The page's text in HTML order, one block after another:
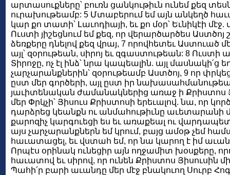
արտասուքները՝ բուռն ցանկութիւն ունեմ քեզ
ուրախութեամբ: 5 Մտաբերում եմ այն անկեղծ
կար քո տատի՝ Լաւոդիայի, եւ քո մօր՝ Եւնիկէի մէջ.
Ուստի յիշեցնում եմ քեզ, որ վերարծարծես Աստծոյ
ձեռքերը դնելով քեզ վրայ, 7 որովհետեւ Աստուած
այլ՝ զօրութեան, սիրոյ եւ զգաստութեան: 8 Ուստի
Տիրոջը, ոչ էլ ինձ՝ նրա կապեալին. այլ
չարչարանքներին՝ զօրութեամբ Աստծոյ, 9 որ փրկեց
ըստ մեր գործերի, այլ ըստ իր
յաւիտենական ժամանակներից առաջ ի Քրիստոս
մեր Փրկչի՝ Յիսուս Քրիստոսի երեւալով. նա, որ
դարձրեց կեանքն ու անմահութիւնը աւետարանի
քարոզիչ կարգուեցի ես եւ առաքեալ ու
այս չարչարանքներն եմ կրում, բայց ամօթ չեմ
հաւատացել, եւ վստահ եմ, որ նա կարող է իմ
Որպէս օրինակ ունեցիր այն ողջամիտ խօսքերը,
հաւատով եւ սիրով, որ ունեն Քրիստոս Յիսուսին
Պահի՛ր բարի աւանդը մեր մէջ բնակուող Սուրբ